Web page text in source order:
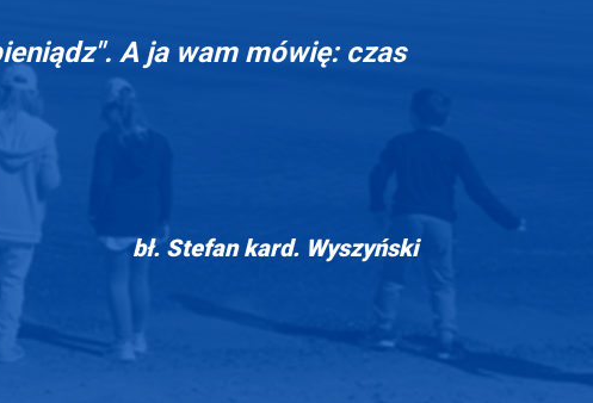
A ja wam mówię: czas
bł. Stefan kard. Wyszyński